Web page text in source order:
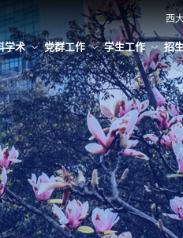
西
学术 党群工作 学生工作 招